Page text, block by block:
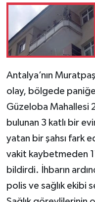
Antalya’nın
olay, bölgede
Güzeloba Mahallesi
bulunan 3 katlı bir
yatan bir şahsı fark
vakit kaybetmeden
bildirdi. İhbarın
polis ve sağlık ekibi
Teknoloji
Yaşam